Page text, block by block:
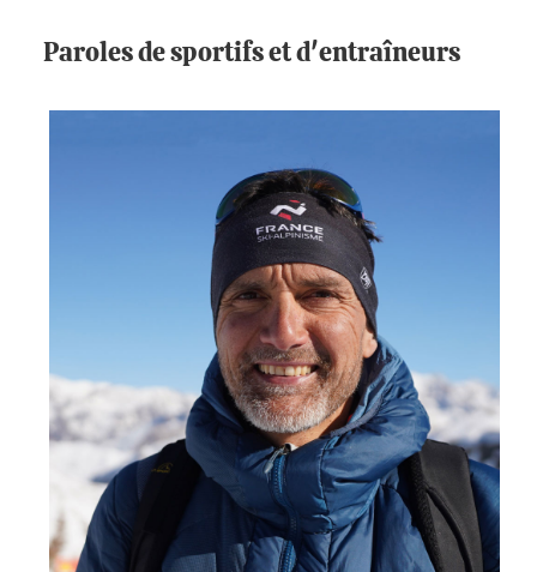
Paroles de sportifs et d'entraîneurs